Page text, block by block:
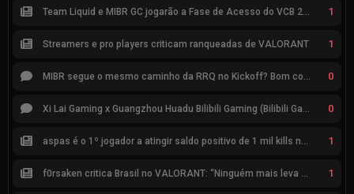
1
Streamers e pro players criticam ranqueadas de VALORANT 1
0
0
1
1